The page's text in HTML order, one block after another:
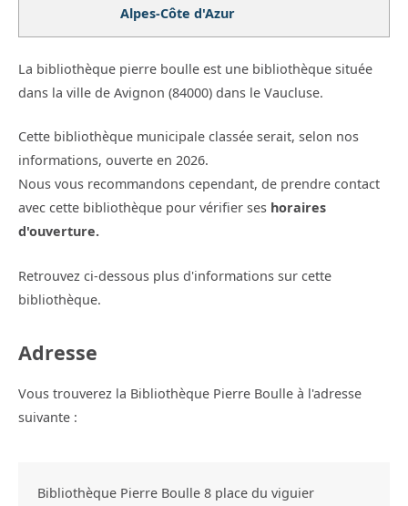
Alpes-Côte d'Azur
La bibliothèque pierre boulle est une bibliothèque située
dans la ville de Avignon (84000) dans le Vaucluse.
Cette bibliothèque municipale classée serait, selon nos
informations, ouverte en 2026.
Nous vous recommandons cependant, de prendre contact
avec cette bibliothèque pour vérifier ses horaires
d'ouverture.
Retrouvez ci-dessous plus d'informations sur cette
bibliothèque.
Adresse
Vous trouverez la Bibliothèque Pierre Boulle à l'adresse
suivante :
Bibliothèque Pierre Boulle 8 place du viguier